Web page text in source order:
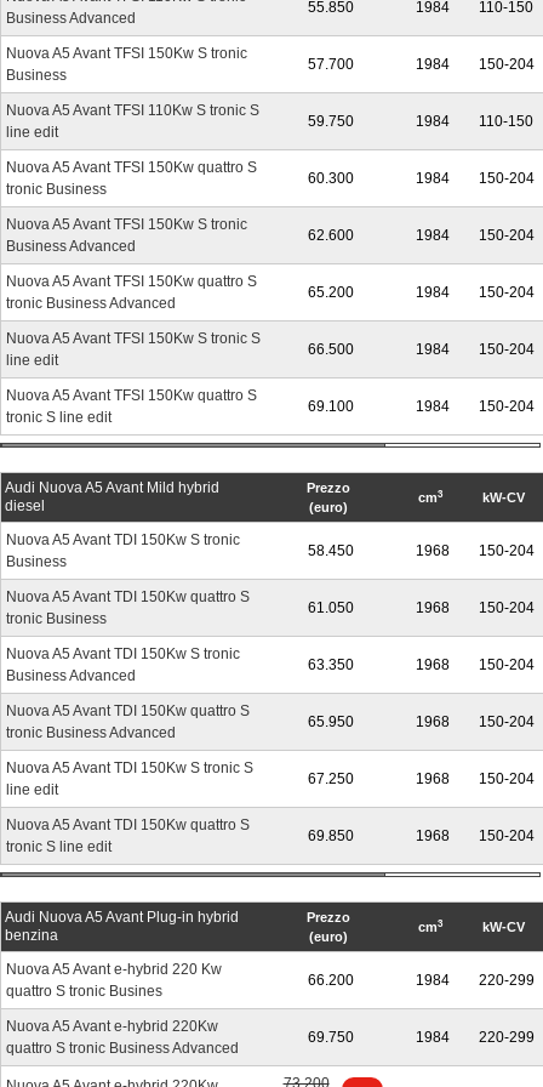
Business Advanced
55.850 1984 110-150
Nuova A5 Avant TFSI 150Kw S tronic
Business
57.700 1984 150-204
Nuova A5 Avant TFSI 110Kw S tronic S
line edit
59.750 1984 110-150
Nuova A5 Avant TFSI 150Kw quattro S
tronic Business
60.300 1984 150-204
Nuova A5 Avant TFSI 150Kw S tronic
Business Advanced
62.600 1984 150-204
Nuova A5 Avant TFSI 150Kw quattro S
tronic Business Advanced
65.200 1984 150-204
Nuova A5 Avant TFSI 150Kw S tronic S
line edit
66.500 1984 150-204
Nuova A5 Avant TFSI 150Kw quattro S
tronic S line edit
69.100 1984 150-204
Audi Nuova A5 Avant Mild hybrid
diesel
Prezzo
(euro)
cm3 kW-CV
Nuova A5 Avant TDI 150Kw S tronic
Business
58.450 1968 150-204
Nuova A5 Avant TDI 150Kw quattro S
tronic Business
61.050 1968 150-204
Nuova A5 Avant TDI 150Kw S tronic
Business Advanced
63.350 1968 150-204
Nuova A5 Avant TDI 150Kw quattro S
tronic Business Advanced
65.950 1968 150-204
Nuova A5 Avant TDI 150Kw S tronic S
line edit
67.250 1968 150-204
Nuova A5 Avant TDI 150Kw quattro S
tronic S line edit
69.850 1968 150-204
Audi Nuova A5 Avant Plug-in hybrid
benzina
Prezzo
(euro)
cm3 kW-CV
Nuova A5 Avant e-hybrid 220 Kw
quattro S tronic Busines
66.200 1984 220-299
Nuova A5 Avant e-hybrid 220Kw
quattro S tronic Business Advanced
69.750 1984 220-299
73.200